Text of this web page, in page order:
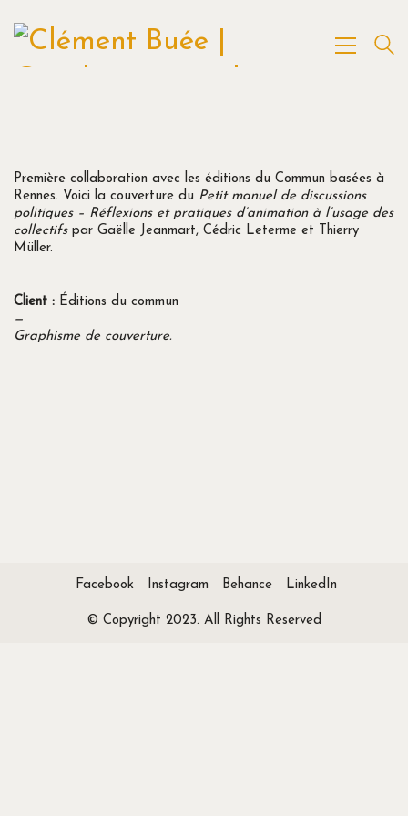
Première collaboration avec les éditions du Commun basées à
Rennes. Voici la couverture du Petit manuel de discussions
politiques – Réflexions et pratiques d’animation à l’usage des
collectifs par Gaëlle Jeanmart, Cédric Leterme et Thierry
Müller.
Client : Éditions du commun
—
Graphisme de couverture.
Facebook Instagram Behance LinkedIn
© Copyright 2023. All Rights Reserved